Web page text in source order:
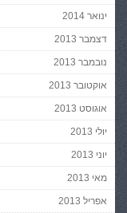
ינואר 2014
דצמבר 2013
נובמבר 2013
אוקטובר 2013
אוגוסט 2013
יולי 2013
יוני 2013
מאי 2013
אפריל 2013